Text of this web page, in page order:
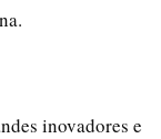
inovadores e